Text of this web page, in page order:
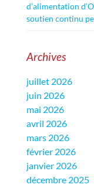
d’alimentation
soutien continu
Archives
juillet 2026
juin 2026
mai 2026
avril 2026
mars 2026
février 2026
janvier 2026
décembre 2025